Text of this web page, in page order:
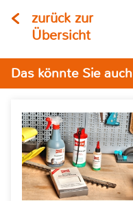
zurück zur
Übersicht
Das könnte Sie